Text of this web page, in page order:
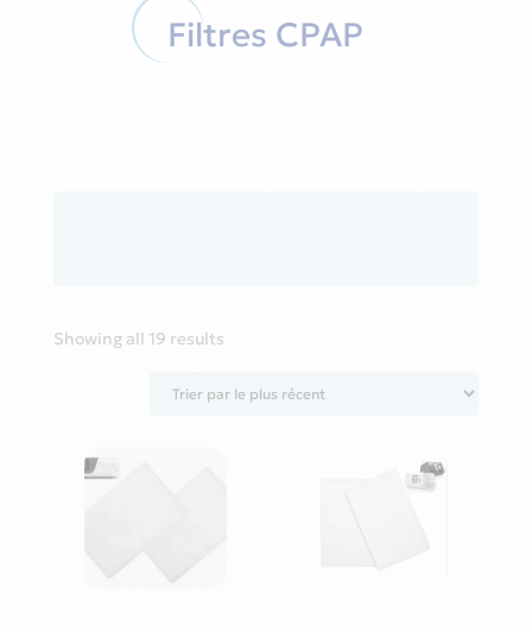
Filtres CPAP
Showing all 19 resultsSorted
latest